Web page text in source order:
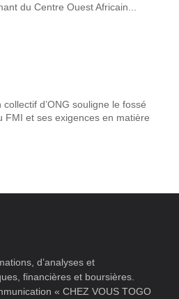
du Centre Ouest Africain...
d’ONG souligne le fossé
FMI et ses exigences en matière
d’analyses et
financières et boursières.
« CHEZ VOUS TOGO